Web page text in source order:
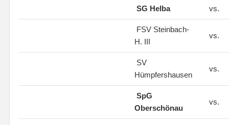
SG Helba vs.
FSV Steinbach-
H. III
vs.
SV
Hümpfershausen
vs.
SpG
Oberschönau
vs.